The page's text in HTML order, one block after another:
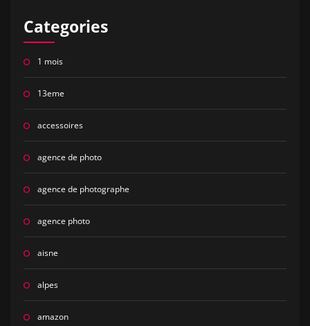
Categories
1 mois
13eme
accessoires
agence de photo
agence de photographe
agence photo
aisne
alpes
amazon